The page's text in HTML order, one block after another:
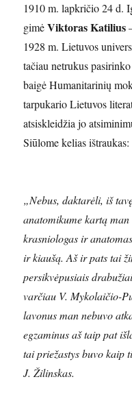
1910 m. lapkričio 24 d.
gimėViktoras Katilius
1928 m. Lietuvos
tačiau netrukus
baigė Humanitarinių
tarpukario Lietuvos
atsiskleidžia jo
Siūlome kelias ištraukas:
„Nebus, daktarėli, iš
anatomikume kartą
krasniologas ir
ir kiaušą. Aš ir pats tai
persikvėpusiais
varčiau V. Mykolaičio-
lavonus man nebuvo
egzaminus aš taip pat
tai priežastys buvo kaip
J. Žilinskas.